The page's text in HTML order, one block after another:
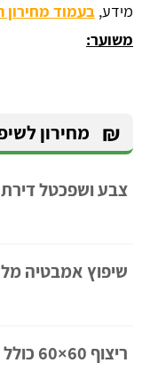
מידע, בעמוד מחירון
משוער:
₪ מחירון
צבע ושפכטל דירת 70 - 90 מ”ר
שיפוץ אמבטיה
ריצוף 60×60 כולל פירוק